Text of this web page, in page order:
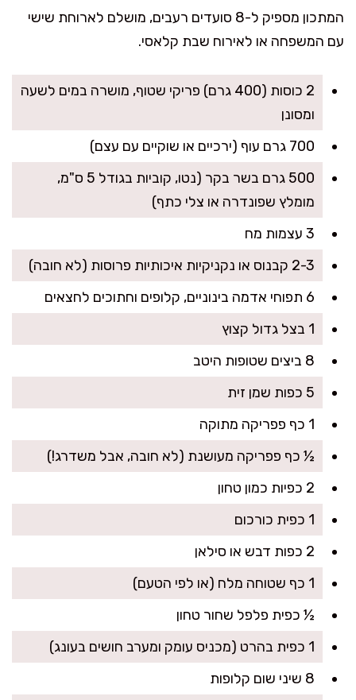
המתכון מספיק ל-8 סועדים רעבים, מושלם לארוחת שישי
עם המשפחה או לאירוח שבת קלאסי.
2 כוסות (400 גרם) פריקי שטוף, מושרה במים לשעה
ומסונן
700 גרם עוף (ירכיים או שוקיים עם עצם)
500 גרם בשר בקר (נטו, קוביות בגודל 5 ס"מ,
מומלץ שפונדרה או צלי כתף)
3 עצמות מח
2-3 קבנוס או נקניקיות איכותיות פרוסות (לא חובה)
6 תפוחי אדמה בינוניים, קלופים וחתוכים לחצאים
1 בצל גדול קצוץ
8 ביצים שטופות היטב
5 כפות שמן זית
1 כף פפריקה מתוקה
½ כף פפריקה מעושנת (לא חובה, אבל משדרג!)
2 כפיות כמון טחון
1 כפית כורכום
2 כפות דבש או סילאן
1 כף שטוחה מלח (או לפי הטעם)
½ כפית פלפל שחור טחון
1 כפית בהרט (מכניס עומק ומערב חושים בעונג)
8 שיני שום קלופות